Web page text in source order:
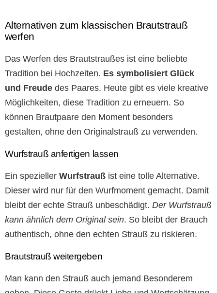
Alternativen zum klassischen Brautstrauß
werfen
Das Werfen des Brautstraußes ist eine beliebte
Tradition bei Hochzeiten. Es symbolisiert Glück
und Freude des Paares. Heute gibt es viele kreative
Möglichkeiten, diese Tradition zu erneuern. So
können Brautpaare den Moment besonders
gestalten, ohne den Originalstrauß zu verwenden.
Wurfstrauß anfertigen lassen
Ein spezieller Wurfstrauß ist eine tolle Alternative.
Dieser wird nur für den Wurfmoment gemacht. Damit
bleibt der echte Strauß unbeschädigt. Der Wurfstrauß
kann ähnlich dem Original sein. So bleibt der Brauch
authentisch, ohne den echten Strauß zu riskieren.
Brautstrauß weitergeben
Man kann den Strauß auch jemand Besonderem